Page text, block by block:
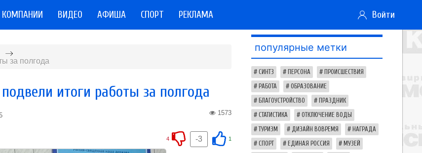
КОМПАНИИ ВИДЕО АФИША СПОРТ РЕКЛАМА Войти
за полгода
итоги работы за полгода
1573
1
-3
4
популярные метки
СИНТЗ ПЕРСОНА ПРОИСШЕСТВИЯ
РАБОТА ОБРАЗОВАНИЕ
БЛАГОУСТРОЙСТВО ПРАЗДНИК
СТАТИСТИКА ОТКЛЮЧЕНИЕ ВОДЫ
ТУРИЗМ ДИЗАЙН ВОВРЕМЯ НАГРАДА
СПОРТ ЕДИНАЯ РОССИЯ МУЗЕЙ